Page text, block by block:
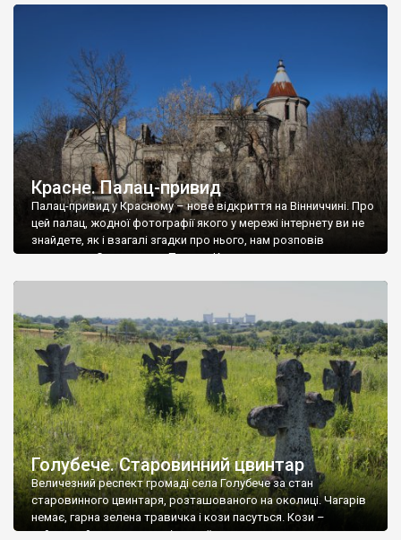
Красне. Палац-привид
Палац-привид у Красному – нове відкриття на Вінниччині. Про
цей палац, жодної фотографії якого у мережі інтернету ви не
знайдете, як і взагалі згадки про нього, нам розповів
мешканець Самгородка. Палац у Красному вразив не лише
Голубече. Старовинний цвинтар
Величезний респект громаді села Голубече за стан
старовинного цвинтаря, розташованого на околиці. Чагарів
немає, гарна зелена травичка і кози пасуться. Кози –
найкращий регулятор шкідливої, для старих кладовищ,